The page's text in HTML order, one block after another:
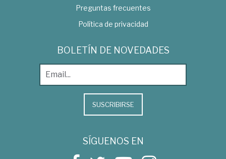
Preguntas frecuentes
Política de privacidad
BOLETÍN DE NOVEDADES
SUSCRIBIRSE
SÍGUENOS EN